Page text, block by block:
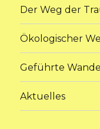
Der Weg der
Ökologischer
Geführte
Aktuelles